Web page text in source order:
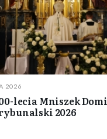
2026
lecia Mniszek
2026